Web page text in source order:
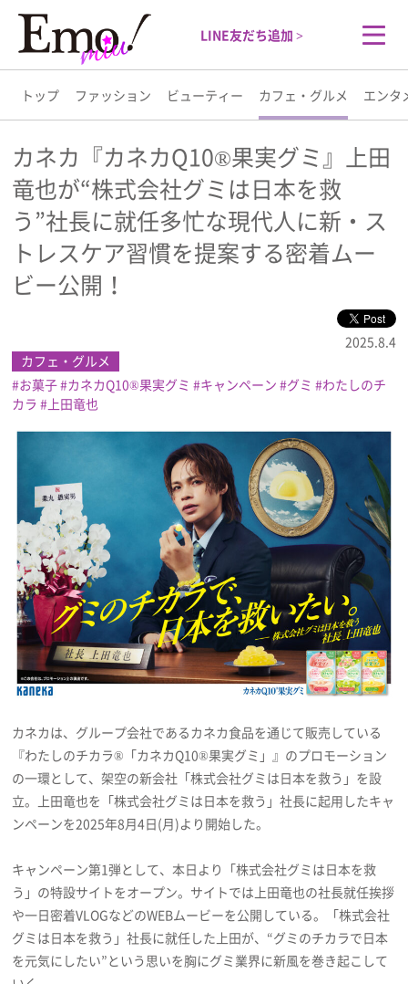
LINE友だち追加 >
トップ ファッション ビューティー カフェ・グルメ エンタ
トップ
ファッション
ビューティー
カフェ・グルメ
エンタメ
ライフスタイル
プレゼント
インタビュー
フィルム
Emoメン
ランキング
Emo!miuとは？
免責事項
プライバシーポリシー
利用規約
お問い合わせ
カネカ『カネカQ10®果実グミ』上田
竜也が“株式会社グミは日本を救
う”社長に就任多忙な現代人に新・ス
トレスケア習慣を提案する密着ムー
ビー公開！
2025.8.4
カフェ・グルメ
お菓子 カネカQ10®果実グミ キャンペーン グミ
わたしのチ
カラ
上田竜也
カネカは、グループ会社であるカネカ食品を通じて販売している
『わたしのチカラ®「カネカQ10®果実グミ」』のプロモーション
の一環として、架空の新会社「株式会社グミは日本を救う」を設
立。上田竜也を「株式会社グミは日本を救う」社長に起用したキャ
ンペーンを2025年8月4日(月)より開始した。
キャンペーン第1弾として、本日より「株式会社グミは日本を救
う」の特設サイトをオープン。サイトでは上田竜也の社長就任挨拶
や一日密着VLOGなどのWEBムービーを公開している。「株式会社
グミは日本を救う」社長に就任した上田が、“グミのチカラで日本
を元気にしたい”という思いを胸にグミ業界に新風を巻き起こして